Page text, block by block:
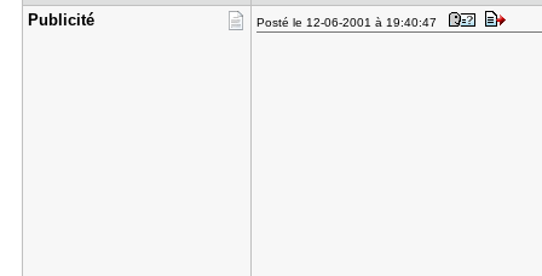
Publicité Posté le 12-06-2001 à 19:40:47